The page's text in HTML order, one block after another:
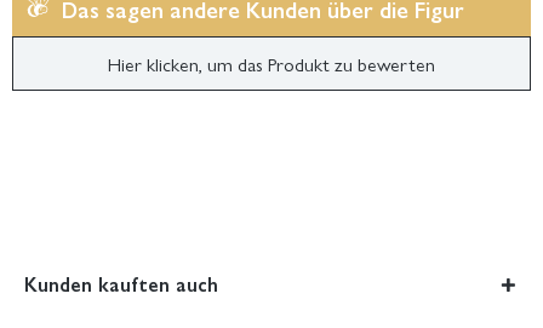
Das sagen andere Kunden über die Figur
Hier klicken, um das Produkt zu bewerten
Kunden kauften auch